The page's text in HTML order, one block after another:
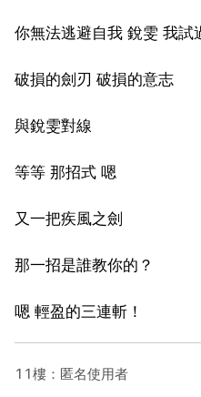
你無法逃避自我 銳雯 我試
破損的劍刃 破損的意志
與銳雯對線
等等 那招式 嗯
又一把疾風之劍
那一招是誰教你的？
嗯 輕盈的三連斬！
11樓：匿名使用者